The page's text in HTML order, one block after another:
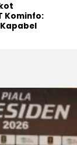
Kominfo: